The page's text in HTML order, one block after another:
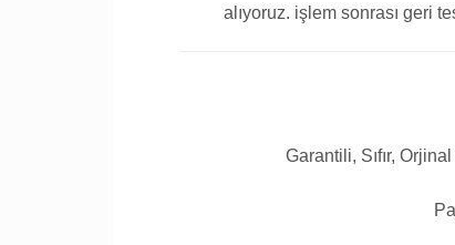
alıyoruz. işlem sonrası geri
Garantili, Sıfır,